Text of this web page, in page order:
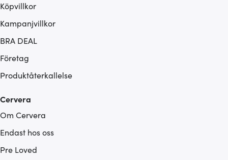
Köpvillkor
Kampanjvillkor
BRA DEAL
Företag
Produktåterkallelse
Cervera
Om Cervera
Endast hos oss
Pre Loved